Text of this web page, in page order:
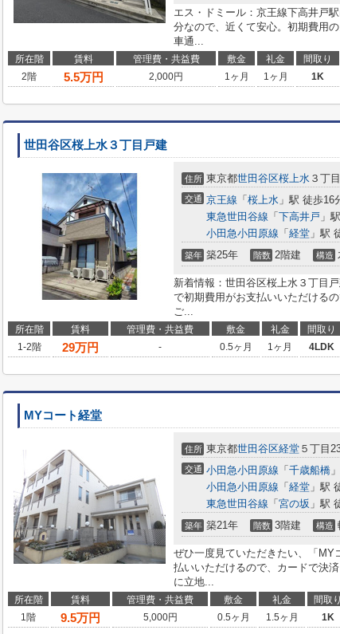
エス・ドミール：京王線下高井戸
分なので、近くて安心。初期費用
車通...
所在階 賃料 管理費・共益費 敷金 礼金 間取り
2階
5.5万円 2,000円 1ヶ月 1ヶ月 1K
世田谷区桜上水３丁目戸建
住所 東京都世田谷区桜上水 ３丁目
交通 京王線 「 桜上水 」駅 徒歩16
東急世田谷線 「 下高井戸 」
小田急小田原線 「 経堂 」駅
築年 築25年 階数 2階建 構造
新着情報：世田谷区桜上水３丁目
で初期費用がお支払いいただける
ご...
所在階 賃料 管理費・共益費 敷金 礼金 間取り
1-2階
29万円 - 0.5ヶ月 1ヶ月 4LDK
MYコート経堂
住所 東京都世田谷区経堂 ５丁目
交通 小田急小田原線 「 千歳船橋
小田急小田原線 「 経堂 」駅
東急世田谷線 「 宮の坂 」駅
築年 築21年 階数 3階建 構造
ぜひ一度見ていただきたい、「MY
払いいただけるので、カードで決
に立地...
所在階 賃料 管理費・共益費 敷金 礼金 間取り
1階
9.5万円 5,000円 0.5ヶ月 1.5ヶ月 1K